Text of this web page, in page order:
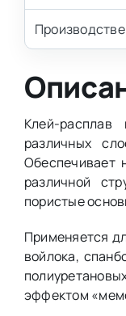
Клей-расплав
различных
Обеспечивает
различной
пористые
Применяется
войлока,
эффектом